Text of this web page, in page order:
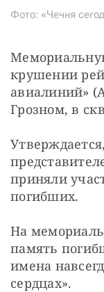
Фото: «Чечня
крушении
авиалиний»
Грозном, в
приняли
погибших.
На
память
имена
сердцах».